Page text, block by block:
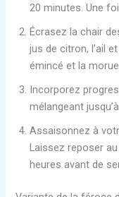
20 minutes. Une
Écrasez la chair
jus de citron, l’ail
émincé et la
Incorporez
mélangeant
Assaisonnez à
Laissez reposer
heures avant de